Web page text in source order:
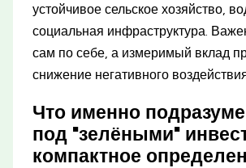
устойчивое сельское хозяйство,
социальная инфраструктура.
сам по себе, а измеримый вклад
снижение негативного
Что именно
под "зелёными"
компактное